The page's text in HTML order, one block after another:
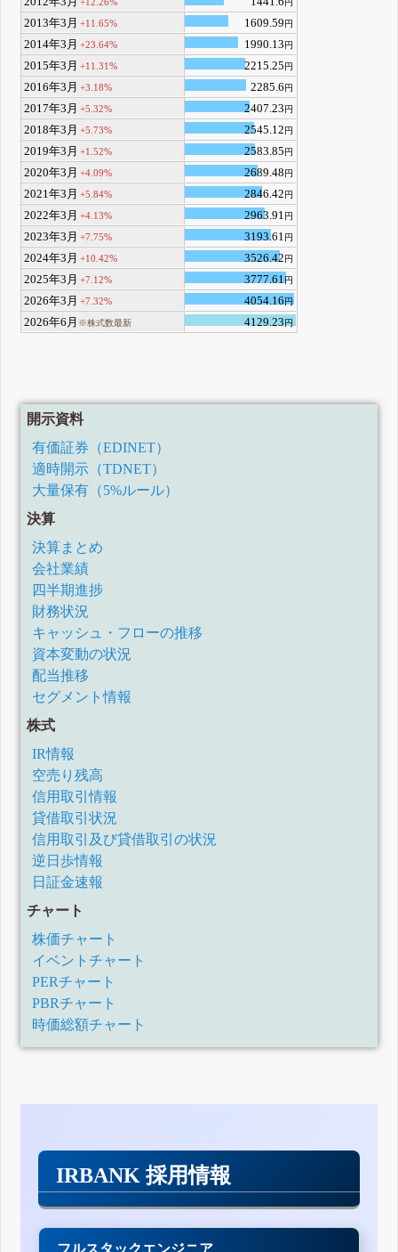
円
2013年3月 +11.65% 1609.59円
2014年3月 +23.64% 1990.13円
2015年3月 +11.31% 2215.25円
2016年3月 +3.18% 2285.6円
2017年3月 +5.32% 2407.23円
2018年3月 +5.73% 2545.12円
2019年3月 +1.52% 2583.85円
2020年3月 +4.09% 2689.48円
2021年3月 +5.84% 2846.42円
2022年3月 +4.13% 2963.91円
2023年3月 +7.75% 3193.61円
2024年3月 +10.42% 3526.42円
2025年3月 +7.12% 3777.61円
2026年3月 +7.32% 4054.16円
2026年6月 ※株式数最新 4129.23円
開示資料
有価証券（EDINET）
適時開示（TDNET）
大量保有（5%ルール）
決算
決算まとめ
会社業績
四半期進捗
財務状況
キャッシュ・フローの推移
資本変動の状況
配当推移
セグメント情報
株式
IR情報
空売り残高
信用取引情報
貸借取引状況
信用取引及び貸借取引の状況
逆日歩情報
日証金速報
チャート
株価チャート
イベントチャート
PERチャート
PBRチャート
時価総額チャート
IRBANK 採用情報
フルスタックエンジニア